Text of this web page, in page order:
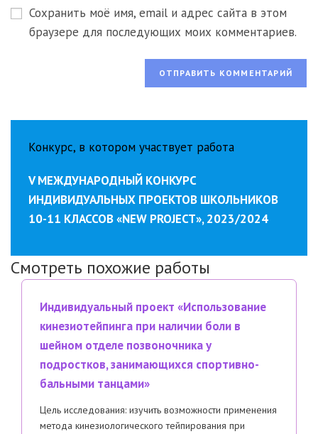
веб-
сайта
Сохранить моё имя, email и адрес сайта в этом
браузере для последующих моих комментариев.
Конкурс, в котором участвует работа
V МЕЖДУНАРОДНЫЙ КОНКУРС
ИНДИВИДУАЛЬНЫХ ПРОЕКТОВ ШКОЛЬНИКОВ
10-11 КЛАССОВ «NEW PROJECT», 2023/2024
Смотреть похожие работы
Индивидуальный проект «Использование
кинезиотейпинга при наличии боли в
шейном отделе позвоночника у
подростков, занимающихся спортивно-
бальными танцами»
Цель исследования: изучить возможности применения
метода кинезиологического тейпирования при